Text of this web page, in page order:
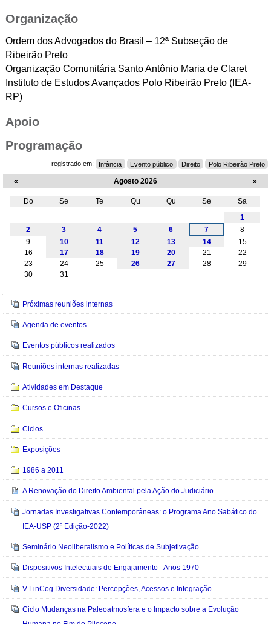
Organização
Ordem dos Advogados do Brasil – 12ª Subseção de
Ribeirão Preto
Organização Comunitária Santo Antônio Maria de Claret
Instituto de Estudos Avançados Polo Ribeirão Preto (IEA-
RP)
Apoio
Programação
registrado em: Infância Evento público Direito Polo Ribeirão Preto
« Agosto 2026 »
Do Se Te Qu Qu Se
Sa
1
2
3 4 5 6 7
8
9
10 11 12 13 14
15
16
17 18 19 20 21
22
23
24 25 26 27 28
29
30
31
Navegação
Próximas reuniões internas
Agenda de eventos
Eventos públicos realizados
Reuniões internas realizadas
Atividades em Destaque
Cursos e Oficinas
Ciclos
Exposições
1986 a 2011
A Renovação do Direito Ambiental pela Ação do Judiciário
Jornadas Investigativas Contemporâneas: o Programa Ano Sabático do
IEA-USP (2ª Edição-2022)
Seminário Neoliberalismo e Políticas de Subjetivação
Dispositivos Intelectuais de Engajamento - Anos 1970
V LinCog Diversidade: Percepções, Acessos e Integração
Ciclo Mudanças na Paleoatmosfera e o Impacto sobre a Evolução